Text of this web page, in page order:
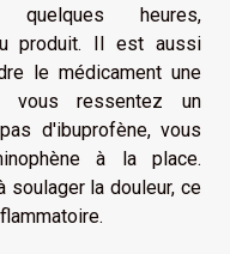
heures,
produit. Il est aussi
le médicament une
vous ressentez un
d'ibuprofène, vous
à la place.
soulager la douleur, ce